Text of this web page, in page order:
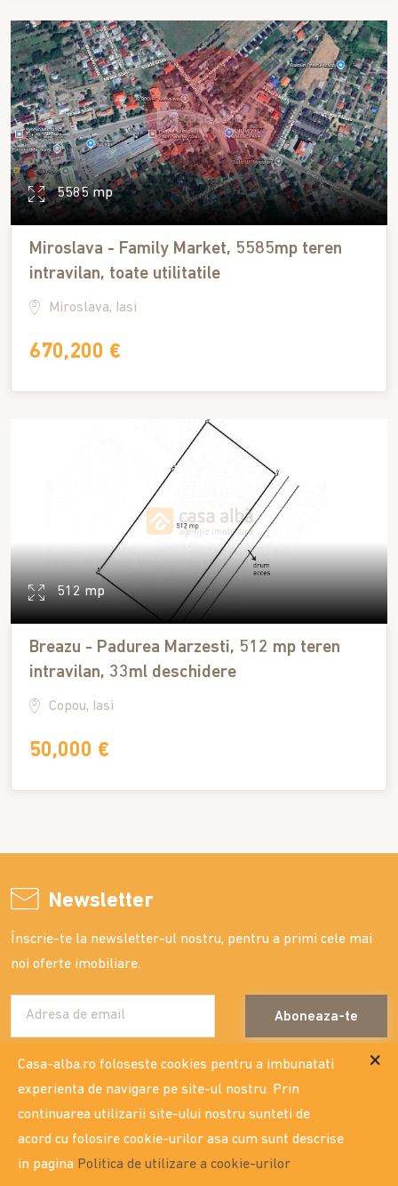
5585 mp
Miroslava - Family Market, 5585mp teren
intravilan, toate utilitatile
Miroslava, Iasi
670,200 €
512 mp
Breazu - Padurea Marzesti, 512 mp teren
intravilan, 33ml deschidere
Copou, Iasi
50,000 €
Newsletter
Înscrie-te la newsletter-ul nostru, pentru a primi cele mai
noi oferte imobiliare.
Aboneaza-te
contact
Casa-alba.ro foloseste cookies pentru a imbunatati
experienta de navigare pe site-ul nostru. Prin
continuarea utilizarii site-ului nostru sunteti de
acord cu folosire cookie-urilor asa cum sunt descrise
in pagina Politica de utilizare a cookie-urilor